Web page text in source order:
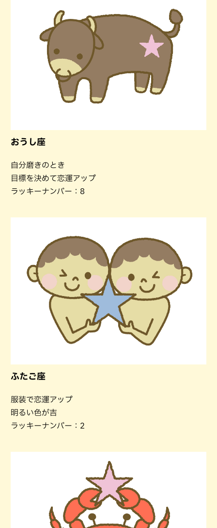
おうし座
自分磨きのとき
目標を決めて恋運アップ
ラッキーナンバー：8
ふたご座
服装で恋運アップ
明るい色が吉
ラッキーナンバー：2